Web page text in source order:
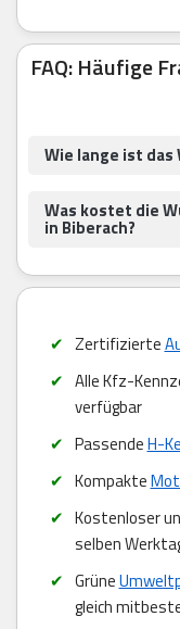
FAQ: Häufige
Wie lange ist das
Was kostet die
in Biberach?
Zertifizierte
Alle Kfz-
verfügbar
PassendeH-
Kompakte
Kostenloser
selben
Grüne
gleich